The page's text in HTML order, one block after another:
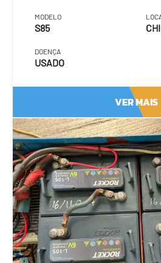
MODELO
S85
DOENÇA
USADO
VER MAIS